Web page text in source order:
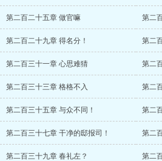
第二百二十五章 做官嘛 第二
第二百二十九章 得名分！ 第二
第二百三十一章 心思难猜 第二
第二百三十三章 格格不入 第二
第二百三十五章 与众不同！ 第二
第二百三十七章 干净的邸报司！ 第二
第二百三十九章 春礼左？ 第二